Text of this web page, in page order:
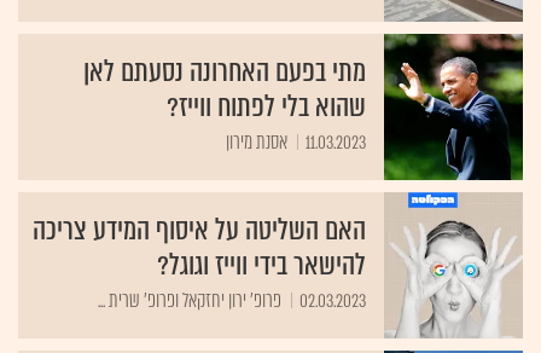
מתי בפעם האחרונה נסעתם לאן
שהוא בלי לפתוח ווייז?
11.03.2023 אסנת מירון
האם השליטה על איסוף המידע צריכה
להישאר בידי ווייז וגוגל?
02.03.2023 פרופ' ירון יחזקאל ופרופ' שרית ...